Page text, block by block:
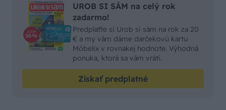
UROB SI SÁM na celý rok
zadarmo!
Predplaťte si Urob si sám na rok za 20
€ a my vám dáme darčekovú kartu
Möbelix v rovnakej hodnote. Výhodná
ponuka, ktorá sa vám vráti.
Získať predplatné